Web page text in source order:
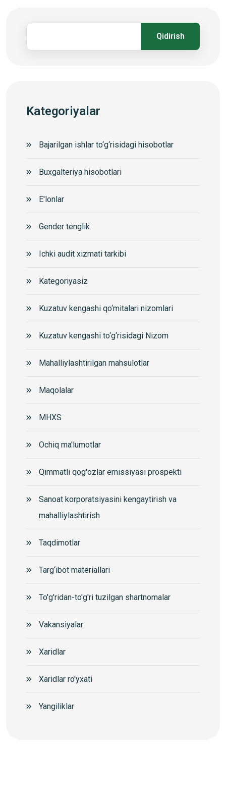
Qidirish
Kategoriyalar
Bajarilgan ishlar to‘g‘risidagi hisobotlar
Buxgalteriya hisobotlari
E'lonlar
Gender tenglik
Ichki audit xizmati tarkibi
Kategoriyasiz
Kuzatuv kengashi qo‘mitalari nizomlari
Kuzatuv kengashi to‘g‘risidagi Nizom
Mahalliylashtirilgan mahsulotlar
Maqolalar
MHXS
Ochiq ma'lumotlar
Qimmatli qog'ozlar emissiyasi prospekti
Sanoat korporatsiyasini kengaytirish va
mahalliylashtirish
Taqdimotlar
Targ‘ibot materiallari
To'g'ridan-to'g'ri tuzilgan shartnomalar
Vakansiyalar
Xaridlar
Xaridlar ro'yxati
Yangiliklar